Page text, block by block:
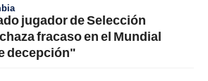
jugador de Selección
fracaso en el Mundial
decepción"